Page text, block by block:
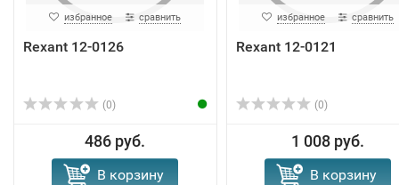
избранное сравнить
Rexant 12-0126
(0)
486 руб.
В корзину
избранное сравнить
Rexant 12-0121
(0)
1 008 руб.
В корзину